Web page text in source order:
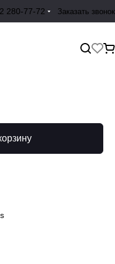
280-77-72 Заказать звонок